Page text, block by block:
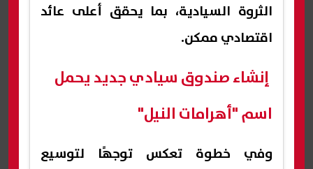
الثروة السيادية، بما يحقق أعلى عائد
اقتصادي ممكن.
إنشاء صندوق سيادي جديد يحمل
اسم "أهرامات النيل"
وفي خطوة تعكس توجهًا لتوسيع